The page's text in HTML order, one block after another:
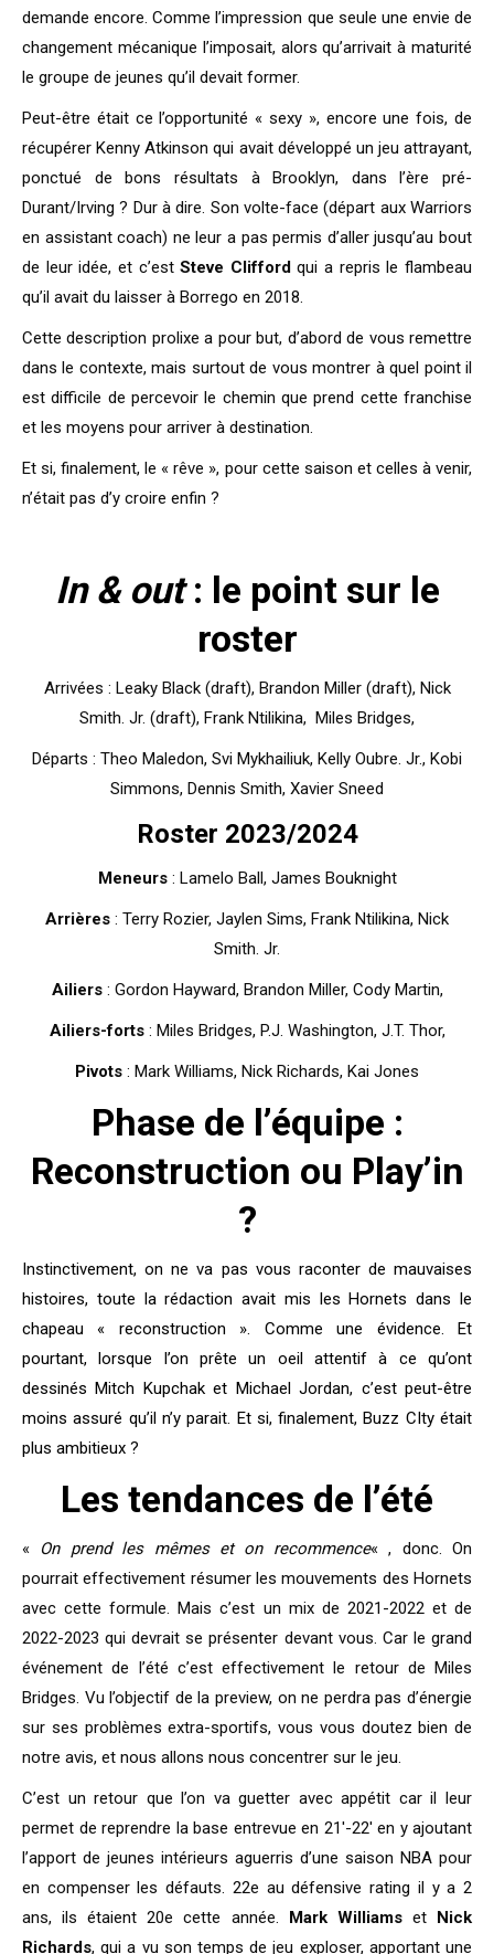
demande encore. Comme l’impression que seule une envie de
changement mécanique l’imposait, alors qu’arrivait à maturité
le groupe de jeunes qu’il devait former.
Peut-être était ce l’opportunité « sexy », encore une fois, de
récupérer Kenny Atkinson qui avait développé un jeu attrayant,
ponctué de bons résultats à Brooklyn, dans l’ère pré-
Durant/Irving ? Dur à dire. Son volte-face (départ aux Warriors
en assistant coach) ne leur a pas permis d’aller jusqu’au bout
de leur idée, et c’estSteve Cliffordqui a repris le flambeau
qu’il avait du laisser à Borrego en 2018.
Cette description prolixe a pour but, d’abord de vous remettre
dans le contexte, mais surtout de vous montrer à quel point il
est difficile de percevoir le chemin que prend cette franchise
et les moyens pour arriver à destination.
Et si, finalement, le « rêve », pour cette saison et celles à venir,
n’était pas d’y croire enfin ?
In & out: le point sur le
roster
Arrivées : Leaky Black (draft), Brandon Miller (draft), Nick
Smith. Jr. (draft), Frank Ntilikina, Miles Bridges,
Départs : Theo Maledon, Svi Mykhailiuk, Kelly Oubre. Jr., Kobi
Simmons, Dennis Smith, Xavier Sneed
Roster 2023/2024
Meneurs: Lamelo Ball, James Bouknight
Arrières : Terry Rozier, Jaylen Sims, Frank Ntilikina, Nick
Smith. Jr.
Ailiers: Gordon Hayward, Brandon Miller, Cody Martin,
Ailiers-forts: Miles Bridges, P.J. Washington, J.T. Thor,
Pivots : Mark Williams, Nick Richards, Kai Jones
Phase de l’équipe :
Reconstruction ou Play’in
?
Instinctivement, on ne va pas vous raconter de mauvaises
histoires, toute la rédaction avait mis les Hornets dans le
chapeau « reconstruction ». Comme une évidence. Et
pourtant, lorsque l’on prête un oeil attentif à ce qu’ont
dessinés Mitch Kupchak et Michael Jordan, c’est peut-être
moins assuré qu’il n’y parait. Et si, finalement, Buzz CIty était
plus ambitieux ?
Les tendances de l’été
« On prend les mêmes et on recommence« , donc. On
pourrait effectivement résumer les mouvements des Hornets
avec cette formule. Mais c’est un mix de 2021-2022 et de
2022-2023 qui devrait se présenter devant vous. Car le grand
événement de l’été c’est effectivement le retour de Miles
Bridges. Vu l’objectif de la preview, on ne perdra pas d’énergie
sur ses problèmes extra-sportifs, vous vous doutez bien de
notre avis, et nous allons nous concentrer sur le jeu.
C’est un retour que l’on va guetter avec appétit car il leur
permet de reprendre la base entrevue en 21′-22′ en y ajoutant
l’apport de jeunes intérieurs aguerris d’une saison NBA pour
en compenser les défauts. 22e au défensive rating il y a 2
ans, ils étaient 20e cette année. Mark Williamset Nick
Richards, qui a vu son temps de jeu exploser, apportant une